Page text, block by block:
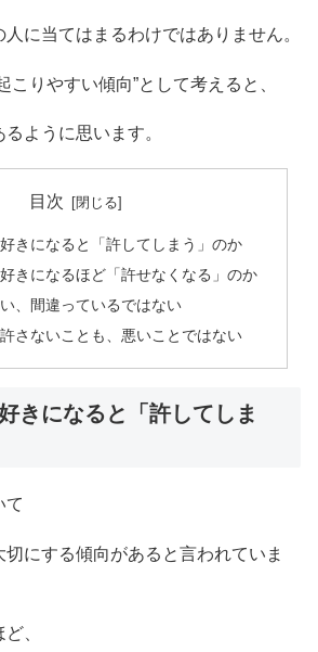
に当てはまるわけではありません。
こりやすい傾向”として考えると、
ように思います。
目次
きになると「許してしまう」のか
きになるほど「許せなくなる」のか
、間違っているではない
さないことも、悪いことではない
きになると「許してしま
て
にする傾向があると言われていま
、